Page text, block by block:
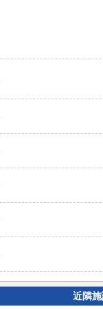
近隣